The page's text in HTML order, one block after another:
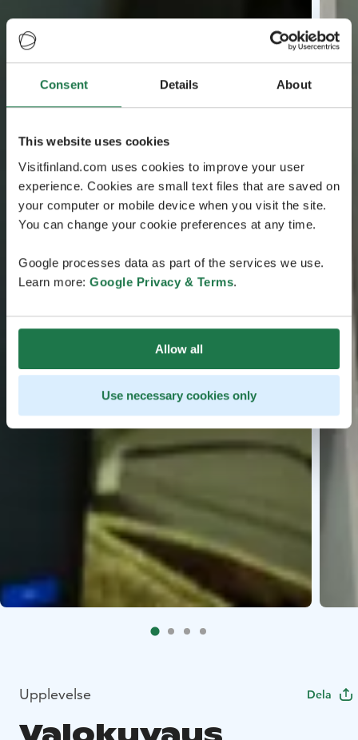
Consent Details About
This website uses cookies
Visitfinland.com uses cookies to improve your user
experience. Cookies are small text files that are saved on
your computer or mobile device when you visit the site.
You can change your cookie preferences at any time.
Google processes data as part of the services we use.
Learn more: Google Privacy & Terms.
Allow all
Use necessary cookies only
Upplevelse Dela